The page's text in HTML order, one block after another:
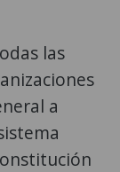
las
a